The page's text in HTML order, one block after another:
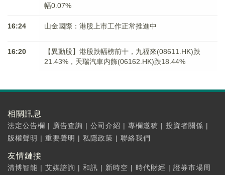
幅0.07%
16:24 山金國際：港股上市工作正常推進中
16:20
【異動股】港股跌幅榜前十，九福來(08611.HK)跌
21.43%，天瑞汽車内飾(06162.HK)跌18.44%
相關訊息
法定公告欄 | 廣告查詢 | 公司介紹 | 專欄邀稿 | 投資者關係 |
版權聲明 | 重要聲明 | 私隱政策 | 聯絡我們
友情鏈接
清博智能 | 艾媒諮詢 | 和訊 | 新時空 | 時代財經 | 證券市場周